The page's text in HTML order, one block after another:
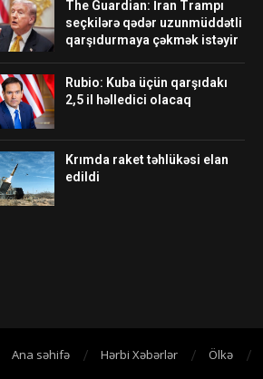
The Guardian: İran Trampı
seçkilərə qədər uzunmüddətli
qarşıdurmaya çəkmək istəyir
Rubio: Kuba üçün qarşıdakı
2,5 il həlledici olacaq
Krımda raket təhlükəsi elan
edildi
Ana səhifə Hərbi Xəbərlər Ölkə